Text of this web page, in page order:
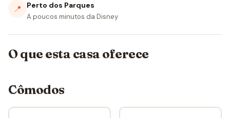
📍 Perto dos Parques
A poucos minutos da Disney
O que esta casa oferece
Cômodos